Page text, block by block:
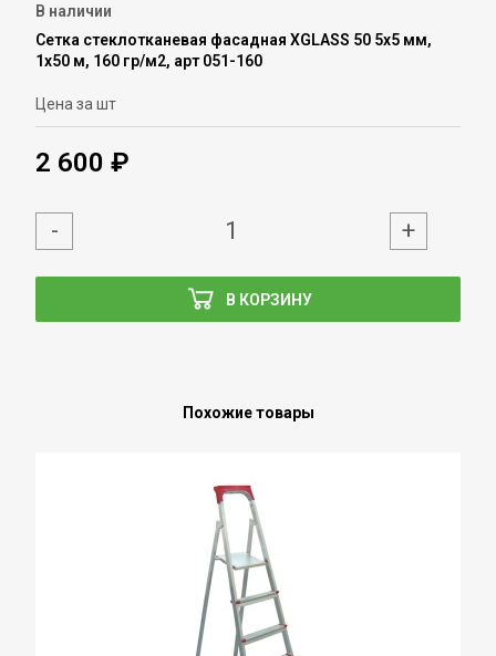
В наличии
Сетка стеклотканевая фасадная XGLASS 50 5х5 мм,
1х50 м, 160 гр/м2, арт 051-160
Цена за шт
2 600 ₽
В КОРЗИНУ
- +
Похожие товары